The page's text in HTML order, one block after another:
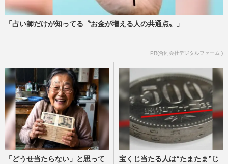
「占い師だけが知ってる〝お金が増える人の共通点〟」
PR(合同会社デジタルファーム )
「どうせ当たらない」と思って
宝くじ当たる人は“たまたま”じ